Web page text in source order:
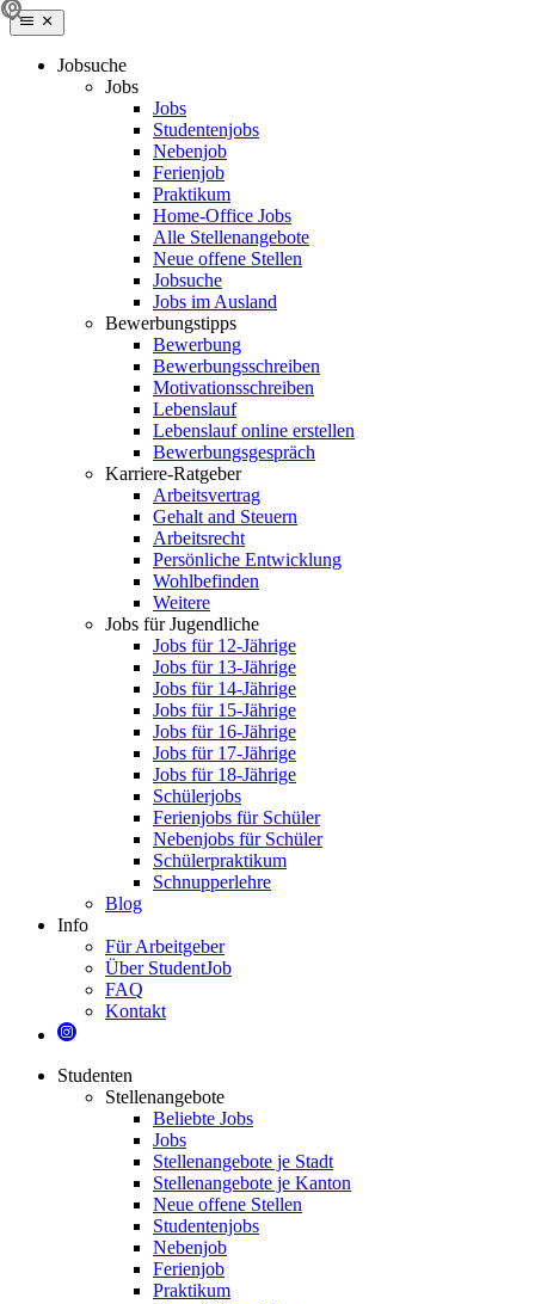
Jobsuche
Jobs
Jobs
Studentenjobs
Nebenjob
Ferienjob
Praktikum
Home-Office Jobs
Alle Stellenangebote
Neue offene Stellen
Jobsuche
Jobs im Ausland
Bewerbungstipps
Bewerbung
Bewerbungsschreiben
Motivationsschreiben
Lebenslauf
Lebenslauf online erstellen
Bewerbungsgespräch
Karriere-Ratgeber
Arbeitsvertrag
Gehalt and Steuern
Arbeitsrecht
Persönliche Entwicklung
Wohlbefinden
Weitere
Jobs für Jugendliche
Jobs für 12-Jährige
Jobs für 13-Jährige
Jobs für 14-Jährige
Jobs für 15-Jährige
Jobs für 16-Jährige
Jobs für 17-Jährige
Jobs für 18-Jährige
Schülerjobs
Ferienjobs für Schüler
Nebenjobs für Schüler
Schülerpraktikum
Schnupperlehre
Blog
Info
Für Arbeitgeber
Über StudentJob
FAQ
Kontakt
Studenten
Stellenangebote
Beliebte Jobs
Jobs
Stellenangebote je Stadt
Stellenangebote je Kanton
Neue offene Stellen
Studentenjobs
Nebenjob
Ferienjob
Praktikum